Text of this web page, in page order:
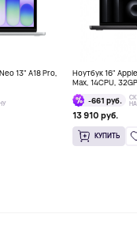
13" A18 Pro,
Ноутбук 16"
Max, 14CPU,
космос
-661 руб.
13 910 руб.
КУПИТЬ